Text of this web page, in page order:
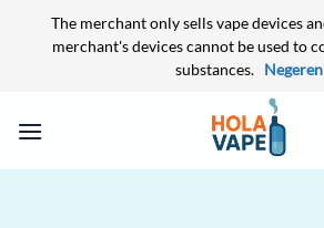
The merchant only sells vape devices
merchant's devices cannot be used to
substances. Negeren
naar